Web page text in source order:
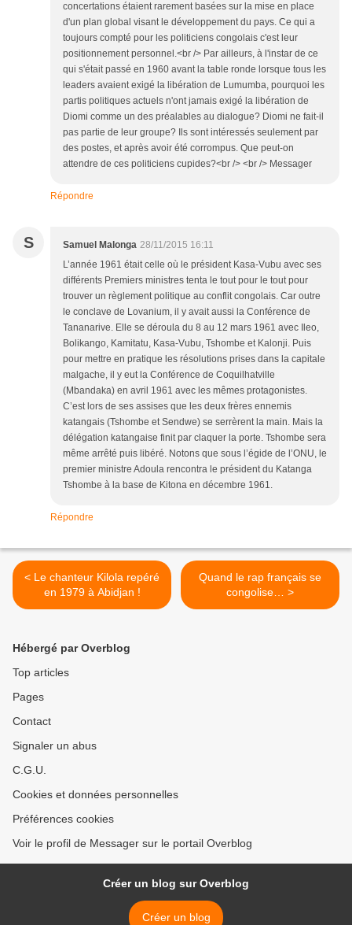
concertations étaient rarement basées sur la mise en place
d'un plan global visant le développement du pays. Ce qui a
toujours compté pour les politiciens congolais c'est leur
positionnement personnel.<br /> Par ailleurs, à l'instar de ce
qui s'était passé en 1960 avant la table ronde lorsque tous les
leaders avaient exigé la libération de Lumumba, pourquoi les
partis politiques actuels n'ont jamais exigé la libération de
Diomi comme un des préalables au dialogue? Diomi ne fait-il
pas partie de leur groupe? Ils sont intéressés seulement par
des postes, et après avoir été corrompus. Que peut-on
attendre de ces politiciens cupides?<br /> <br /> Messager
Répondre
S Samuel Malonga 28/11/2015 16:11
L’année 1961 était celle où le président Kasa-Vubu avec ses
différents Premiers ministres tenta le tout pour le tout pour
trouver un règlement politique au conflit congolais. Car outre
le conclave de Lovanium, il y avait aussi la Conférence de
Tananarive. Elle se déroula du 8 au 12 mars 1961 avec Ileo,
Bolikango, Kamitatu, Kasa-Vubu, Tshombe et Kalonji. Puis
pour mettre en pratique les résolutions prises dans la capitale
malgache, il y eut la Conférence de Coquilhatville
(Mbandaka) en avril 1961 avec les mêmes protagonistes.
C’est lors de ses assises que les deux frères ennemis
katangais (Tshombe et Sendwe) se serrèrent la main. Mais la
délégation katangaise finit par claquer la porte. Tshombe sera
même arrêté puis libéré. Notons que sous l’égide de l’ONU, le
premier ministre Adoula rencontra le président du Katanga
Tshombe à la base de Kitona en décembre 1961.
Répondre
< Le chanteur Kilola repéré
en 1979 à Abidjan !
Quand le rap français se
congolise… >
Hébergé par Overblog
Top articles
Pages
Contact
Signaler un abus
C.G.U.
Cookies et données personnelles
Préférences cookies
Voir le profil de Messager sur le portail Overblog
Créer un blog sur Overblog
Créer un blog